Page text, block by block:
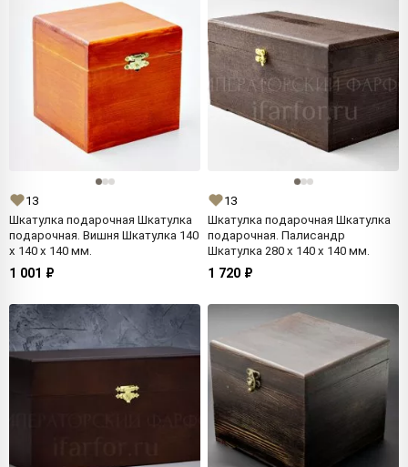
13
Шкатулка подарочная Шкатулка
подарочная. Вишня Шкатулка 140
x 140 x 140 мм.
1 001 ₽
13
Шкатулка подарочная Шкатулка
подарочная. Палисандр
Шкатулка 280 x 140 x 140 мм.
1 720 ₽